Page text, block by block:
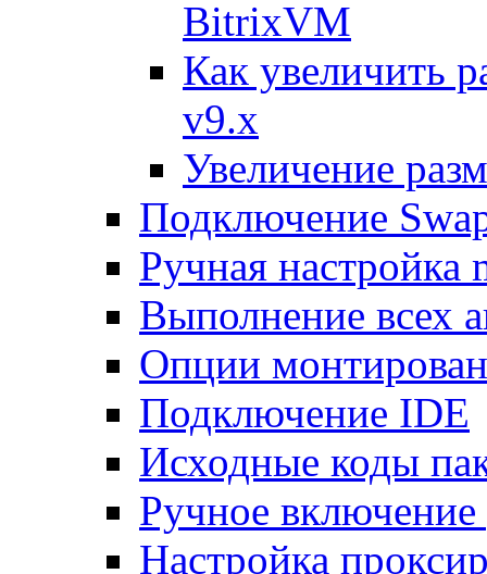
BitrixVM
Как увеличить
v9.x
Увеличение
Подключение
Ручная настройка
Выполнение всех
Опции
Подключение IDE
Исходные коды
Ручное
Настройка